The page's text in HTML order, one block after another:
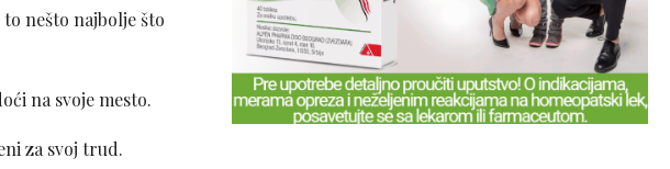
nešto najbolje što
na svoje mesto.
za svoj trud.